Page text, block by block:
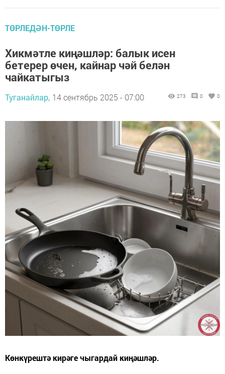
ТӨРЛЕДӘН-ТӨРЛЕ
Хикмәтле киңәшләр: балык исен
бетерер өчен, кайнар чәй белән
чайкатыгыз
Туганайлар, 14 сентябрь 2025 - 07:00 273 0 0
Көнкүрештә кирәге чыгардай киңәшләр.